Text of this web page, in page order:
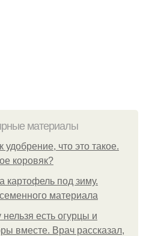
материалы
удобрение, что это такое.
коровяк?
картофель под зиму.
материала
есть огурцы и
вместе. Врач рассказал,